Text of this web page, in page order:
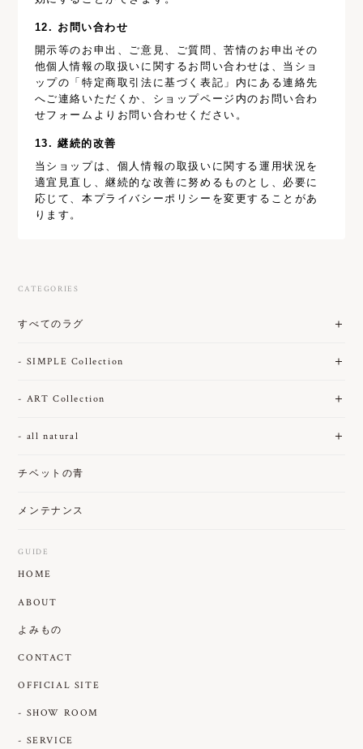
12. お問い合わせ
開示等のお申出、ご意見、ご質問、苦情のお申出その
他個人情報の取扱いに関するお問い合わせは、当ショ
ップの「特定商取引法に基づく表記」内にある連絡先
へご連絡いただくか、ショップページ内のお問い合わ
せフォームよりお問い合わせください。
13. 継続的改善
当ショップは、個人情報の取扱いに関する運用状況を
適宜見直し、継続的な改善に努めるものとし、必要に
応じて、本プライバシーポリシーを変更することがあ
ります。
CATEGORIES
すべてのラグ
- SIMPLE Collection
- ART Collection
- all natural
チベットの青
メンテナンス
GUIDE
HOME
ABOUT
よみもの
CONTACT
OFFICIAL SITE
- SHOW ROOM
- SERVICE